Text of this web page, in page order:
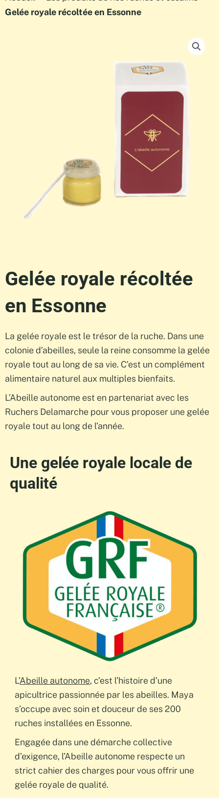
Gelée royale récoltée en Essonne
Gelée royale récoltée
en Essonne
La gelée royale est le trésor de la ruche. Dans une
colonie d’abeilles, seule la reine consomme la gelée
royale tout au long de sa vie. C’est un complément
alimentaire naturel aux multiples bienfaits.
L’Abeille autonome est en partenariat avec les
Ruchers Delamarche pour vous proposer une gelée
royale tout au long de l’année.
Une gelée royale locale de
qualité
L’Abeille autonome, c’est l’histoire d’une
apicultrice passionnée par les abeilles. Maya
s’occupe avec soin et douceur de ses 200
ruches installées en Essonne.
Engagée dans une démarche collective
d’exigence, l’Abeille autonome respecte un
strict cahier des charges pour vous offrir une
gelée royale de qualité.